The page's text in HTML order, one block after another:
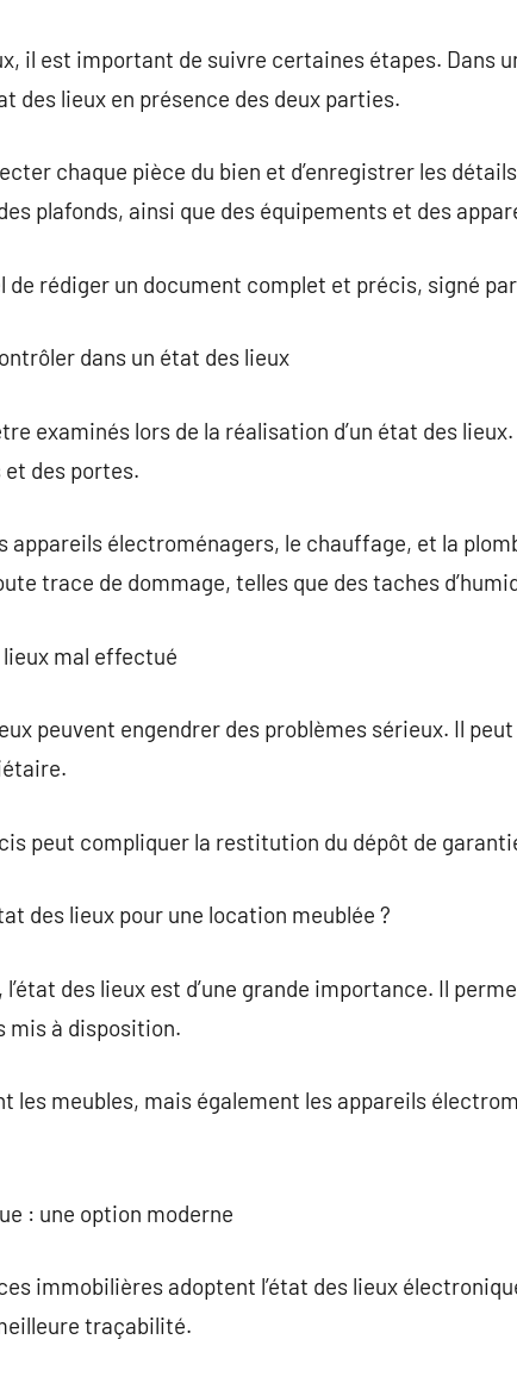
il est important de suivre certaines étapes. Dans
des lieux en présence des deux parties.
chaque pièce du bien et d’enregistrer les
plafonds, ainsi que des équipements et des
rédiger un document complet et précis, signé
dans un état des lieux
examinés lors de la réalisation d’un état des
et des portes.
appareils électroménagers, le chauffage, et la
trace de dommage, telles que des taches
lieux mal effectué
peuvent engendrer des problèmes sérieux. Il
peut compliquer la restitution du dépôt de
des lieux pour une location meublée ?
des lieux est d’une grande importance. Il
mis à disposition.
les meubles, mais également les appareils
: une option moderne
immobilières adoptent l’état des lieux
traçabilité.